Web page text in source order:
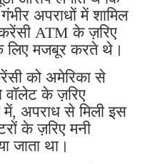
अपराधों में शामिल
ATM के ज़रिए
लिए मजबूर करते थे।
को अमेरिका से
वॉलेट के ज़रिए
में, अपराध से मिली इस
के ज़रिए मनी
जाता था।